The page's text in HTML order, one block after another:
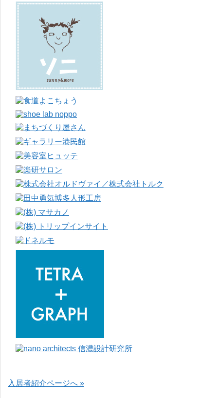
入居者紹介ページへ »